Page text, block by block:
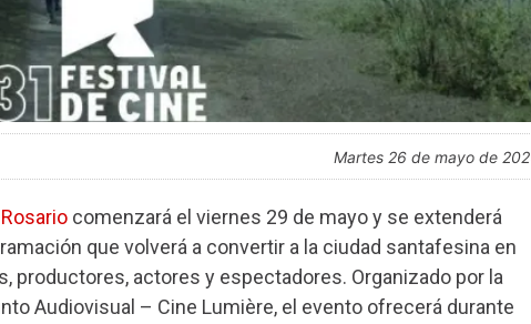
martes 26 de mayo de
comenzará el viernes 29 de mayo y se extenderá
que volverá a convertir a la ciudad santafesina en
productores, actores y espectadores. Organizado por la
Audiovisual – Cine Lumière, el evento ofrecerá durante